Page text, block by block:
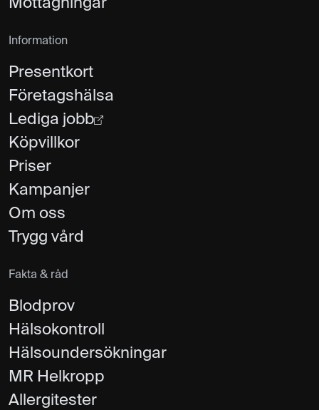
Mottagningar
Information
Presentkort
Företagshälsa
Lediga jobb
Köpvillkor
Priser
Kampanjer
Om oss
Trygg vård
Fakta & råd
Blodprov
Hälsokontroll
Hälsoundersökningar
MR Helkropp
Allergitester